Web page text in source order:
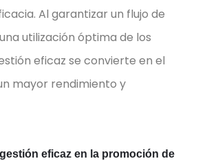
Al garantizar un flujo de
utilización óptima de los
eficaz se convierte en el
mayor rendimiento y
eficaz en la promoción de